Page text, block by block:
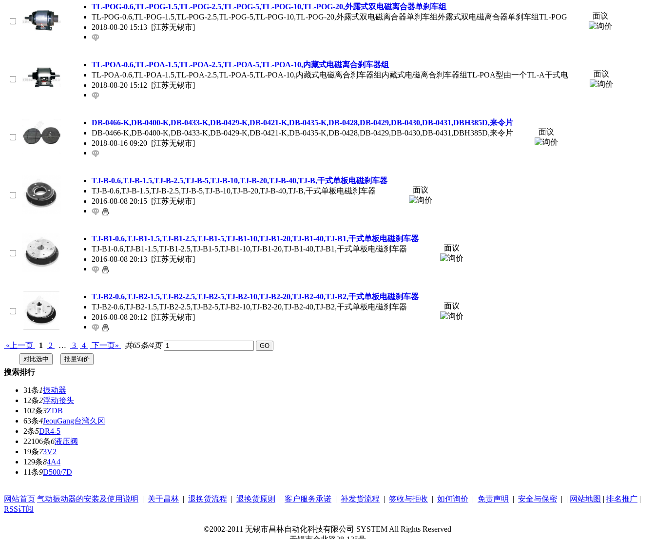
TL-POG-0.6,TL-POG-1.5,TL-POG-2.5,TL-POG-5,TL-POG-10,TL-POG-20,外露式双电磁离合器单刹车组
TL-POG-0.6,TL-POG-1.5,TL-POG-2.5,TL-POG-5,TL-POG-10,TL-POG-20,外露式双电磁离合器单刹车组外露式双电磁离合器单刹车组TL-POG
2018-08-20 15:13 [江苏无锡市]
面议
TL-POA-0.6,TL-POA-1.5,TL-POA-2.5,TL-POA-5,TL-POA-10,内藏式电磁离合刹车器组
TL-POA-0.6,TL-POA-1.5,TL-POA-2.5,TL-POA-5,TL-POA-10,内藏式电磁离合刹车器组内藏式电磁离合刹车器组TL-POA型由一个TL-A干式电
2018-08-20 15:12 [江苏无锡市]
面议
DB-0466-K,DB-0400-K,DB-0433-K,DB-0429-K,DB-0421-K,DB-0435-K,DB-0428,DB-0429,DB-0430,DB-0431,DBH385D,来令片
DB-0466-K,DB-0400-K,DB-0433-K,DB-0429-K,DB-0421-K,DB-0435-K,DB-0428,DB-0429,DB-0430,DB-0431,DBH385D,来令片
2018-08-16 09:20 [江苏无锡市]
面议
TJ-B-0.6,TJ-B-1.5,TJ-B-2.5,TJ-B-5,TJ-B-10,TJ-B-20,TJ-B-40,TJ-B,干式单板电磁刹车器
TJ-B-0.6,TJ-B-1.5,TJ-B-2.5,TJ-B-5,TJ-B-10,TJ-B-20,TJ-B-40,TJ-B,干式单板电磁刹车器
2016-08-08 20:15 [江苏无锡市]
面议
TJ-B1-0.6,TJ-B1-1.5,TJ-B1-2.5,TJ-B1-5,TJ-B1-10,TJ-B1-20,TJ-B1-40,TJ-B1,干式单板电磁刹车器
TJ-B1-0.6,TJ-B1-1.5,TJ-B1-2.5,TJ-B1-5,TJ-B1-10,TJ-B1-20,TJ-B1-40,TJ-B1,干式单板电磁刹车器
2016-08-08 20:13 [江苏无锡市]
面议
TJ-B2-0.6,TJ-B2-1.5,TJ-B2-2.5,TJ-B2-5,TJ-B2-10,TJ-B2-20,TJ-B2-40,TJ-B2,干式单板电磁刹车器
TJ-B2-0.6,TJ-B2-1.5,TJ-B2-2.5,TJ-B2-5,TJ-B2-10,TJ-B2-20,TJ-B2-40,TJ-B2,干式单板电磁刹车器
2016-08-08 20:12 [江苏无锡市]
面议
«上一页 1 2 … 3 4 下一页» 共65条/4页
搜索排行
31条1振动器
12条2浮动接头
102条3ZDB
63条4JeouGang台湾久冈
2条5DR4-5
22106条6液压阀
19条73V2
129条84A4
11条9D500/7D
网站首页 气动振动器的安装及使用说明 | 关于昌林 | 退换货流程 | 退换货原则 | 客户服务承诺 | 补发货流程 | 签收与拒收 | 如何询价 | 免责声明 | 安全与保密 | | 网站地图 | 排名推广 |
RSS订阅
©2002-2011 无锡市昌林自动化科技有限公司 SYSTEM All Rights Reserved